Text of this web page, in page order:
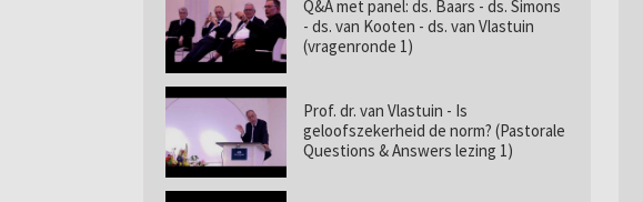
Q&A met panel: ds. Baars - ds. Simons
- ds. van Kooten - ds. van Vlastuin
(vragenronde 1)
Prof. dr. van Vlastuin - Is
geloofszekerheid de norm? (Pastorale
Questions & Answers lezing 1)